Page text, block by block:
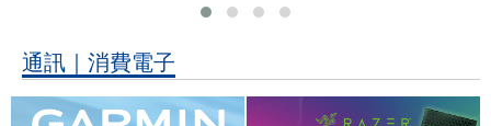
通訊｜消費電子